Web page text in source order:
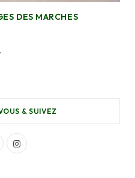
DES MARCHES
& SUIVEZ
I